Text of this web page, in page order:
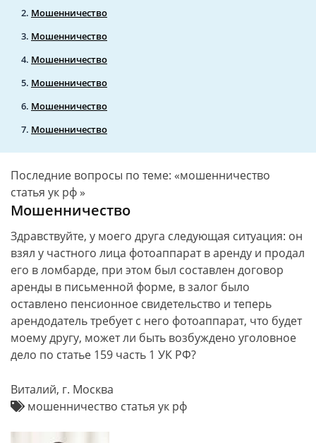
Мошенничество
Мошенничество
Мошенничество
Мошенничество
Мошенничество
Мошенничество
Последние вопросы по теме: «мошенничество
статья ук рф »
Мошенничество
Здравствуйте, у моего друга следующая ситуация: он
взял у частного лица фотоаппарат в аренду и продал
его в ломбарде, при этом был составлен договор
аренды в письменной форме, в залог было
оставлено пенсионное свидетельство и теперь
арендодатель требует с него фотоаппарат, что будет
моему другу, может ли быть возбуждено уголовное
дело по статье 159 часть 1 УК РФ?
Виталий, г. Москва
мошенничество статья ук рф